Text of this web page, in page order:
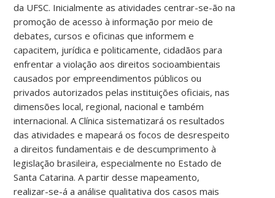
da UFSC. Inicialmente as atividades centrar-se-ão na
promoção de acesso à informação por meio de
debates, cursos e oficinas que informem e
capacitem, jurídica e politicamente, cidadãos para
enfrentar a violação aos direitos socioambientais
causados por empreendimentos públicos ou
privados autorizados pelas instituições oficiais, nas
dimensões local, regional, nacional e também
internacional. A Clínica sistematizará os resultados
das atividades e mapeará os focos de desrespeito
a direitos fundamentais e de descumprimento à
legislação brasileira, especialmente no Estado de
Santa Catarina. A partir desse mapeamento,
realizar-se-á a análise qualitativa dos casos mais